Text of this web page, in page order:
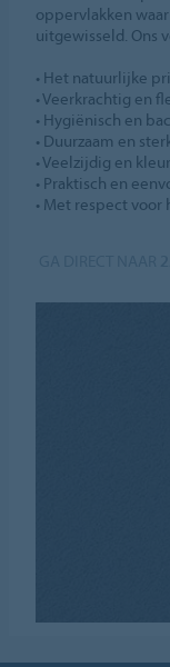
oppervlakken
uitgewisseld. Ons
• Het natuurlijke
• Veerkrachtig en
• Hygiënisch en
• Duurzaam en
• Veelzijdig en
• Praktisch en
• Met respect